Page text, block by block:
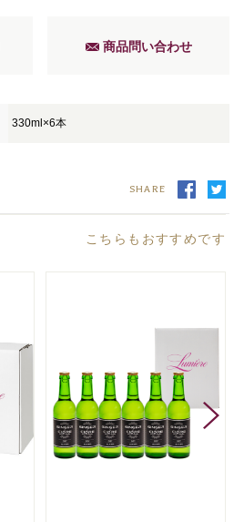
商品問い合わせ
330ml×6本
SHARE
こちらもおすすめです